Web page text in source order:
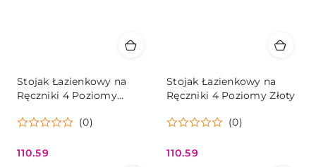
Stojak Łazienkowy na
Ręczniki 4 Poziomy
(0)
Cena:
110.59
Stojak Łazienkowy na
Ręczniki 4 Poziomy Złoty
(0)
Cena:
110.59